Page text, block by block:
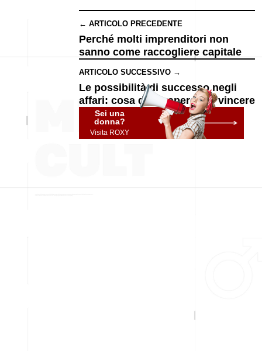
← ARTICOLO PRECEDENTE
Perché molti imprenditori non
sanno come raccogliere capitale
ARTICOLO SUCCESSIVO →
Le possibilità di successo negli
affari: cosa devi sapere per vincere
Sei una
donna?
Visita ROXY